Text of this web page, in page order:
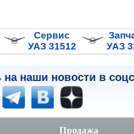
Сервис
УАЗ 31512
УАЗ
наши новости в
Продажа